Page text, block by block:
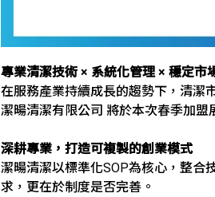
專業清潔技術 × 系統化管理 × 穩定市
在服務產業持續成長的趨勢下，清潔
潔暘清潔有限公司 將於本次春季加
深耕專業，打造可複製的創業模式
潔暘清潔以標準化SOP為核心，整合
求，更在於制度是否完善。